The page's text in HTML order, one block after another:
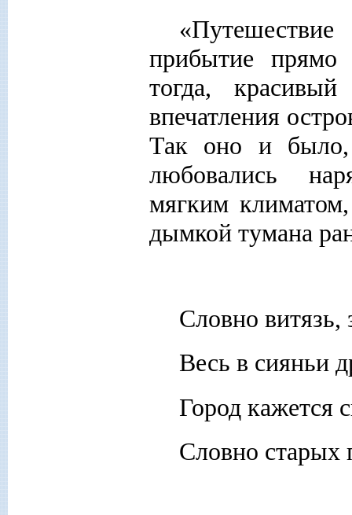
прибытие
тогда,
впечатления
Так оно и
любовались
мягким
дымкой тумана
Словно
Весь в сияньи
Город кажется
Словно старых